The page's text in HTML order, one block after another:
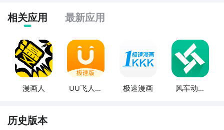
相关应用 最新应用
漫画人
UU飞人极
极速漫画
风车动漫
历史版本